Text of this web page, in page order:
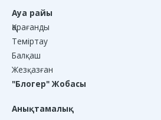
Ауа райы
Қарағанды
Теміртау
Балқаш
Жезқазған
"Блогер" Жобасы
Анықтамалық